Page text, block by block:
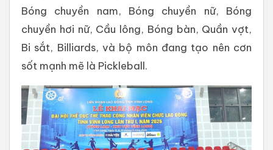
Bóng chuyền nam, Bóng chuyền nữ, Bóng
chuyền hơi nữ, Cầu lông, Bóng bàn, Quần vợt,
Bi sắt, Billiards, và bộ môn đang tạo nên cơn
sốt mạnh mẽ là Pickleball.